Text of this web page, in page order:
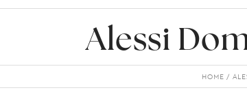
Alessi
HOME